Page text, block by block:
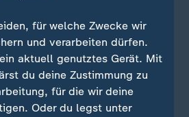
Tierleid als Geschäft
Tierleben retten - auf Social
zu sein. Doch manche
inszenieren die Not der
Geld.
für welche Zwecke wir
und verarbeiten dürfen.
aktuell genutztes Gerät. Mit
du deine Zustimmung zu
für die wir deine
Oder du legst unter